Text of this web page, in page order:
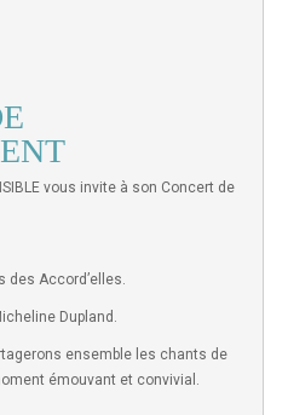
vous invite à son Concert de
des Accord’elles.
Dupland.
ensemble les chants de
émouvant et convivial.